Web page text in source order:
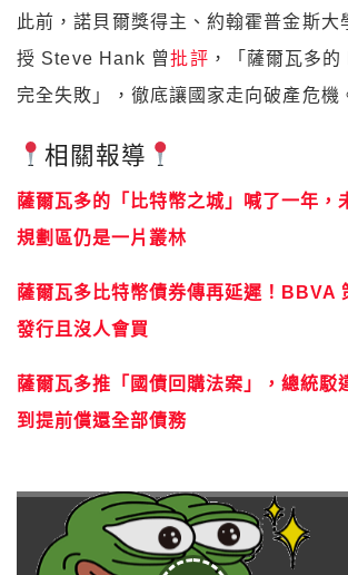
此前，諾貝爾獎得主、約翰霍普金斯大
授 Steve Hank 曾批評 ，「薩爾瓦多
完全失敗」，徹底讓國家走向破產危機
相關報導
薩爾瓦多的「比特幣之城」喊了一年，
規劃區仍是一片叢林
薩爾瓦多比特幣債券傳再延遲！BBVA
發行且沒人會買
薩爾瓦多推「國債回購法案」，總統駁
到提前償還全部債務